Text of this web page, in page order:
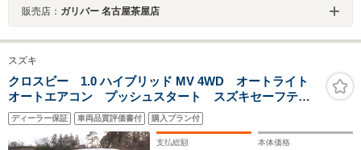
販売店： ガリバー 名古屋茶屋店
スズキ
クロスビー 1.0 ハイブリッド MV 4WD オートライト
オートエアコン プッシュスタート スズキセーフティ
ーサポート ワンオーナー 4WD アイドリングストッ
プ 横滑り防止機能 盗難防止システム
ディーラー保証 車両品質評価書付 購入プラン付
支払総額 本体価格